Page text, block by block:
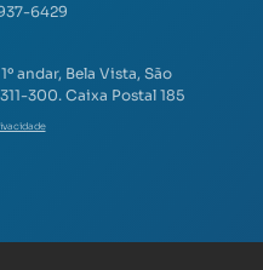
6429
andar, Bela Vista, São
300. Caixa Postal 185